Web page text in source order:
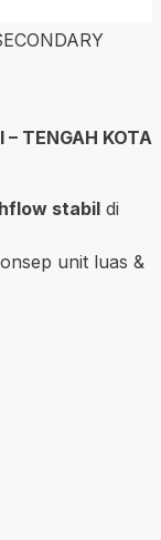
– TENGAH KOTA
stabil di
unit luas &